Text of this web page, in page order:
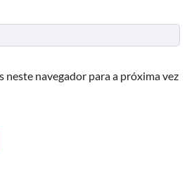
neste navegador para a próxima vez